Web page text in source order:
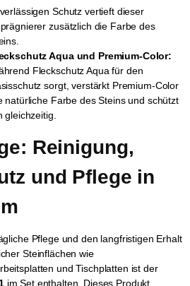
Schutz vertieft dieser
zusätzlich die Farbe des
Aqua und Premium-Color:
Fleckschutz Aqua für den
sorgt, verstärkt Premium-Color
natürliche Farbe des Steins und schützt
gleichzeitig.
Reinigung,
und Pflege in
Pflege und den langfristigen Erhalt
Steinflächen wie
und Tischplatten ist der
im Set enthalten. Dieses Produkt